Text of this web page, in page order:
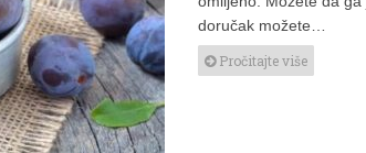
doručak možete…
Pročitajte više